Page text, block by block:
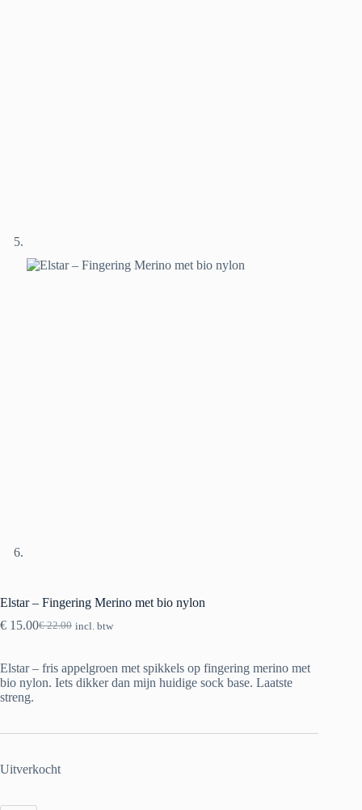
Elstar – Fingering Merino met bio nylon
€22.00
Oorspronkelijke
was:
€ 22.00.
€ 15.00Huidige
is:
€ 15.00.
incl. btw
Elstar – fris appelgroen met spikkels op fingering merino met
bio nylon. Iets dikker dan mijn huidige sock base. Laatste
streng.
Uitverkocht